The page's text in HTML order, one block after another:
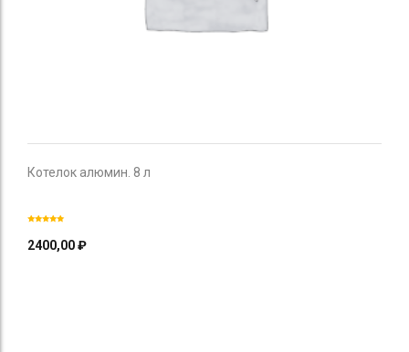
Котелок алюмин. 8 л
2400,00₽